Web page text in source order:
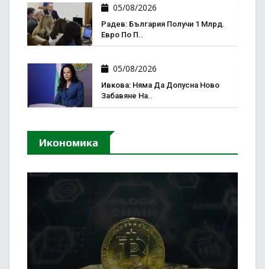
05/08/2026
Радев: България Получи 1 Млрд.
Евро По П..
05/08/2026
Ивкова: Няма Да Допусна Ново
Забавяне На..
Икономика